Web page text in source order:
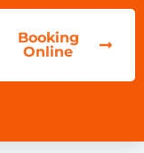
Booking
Online